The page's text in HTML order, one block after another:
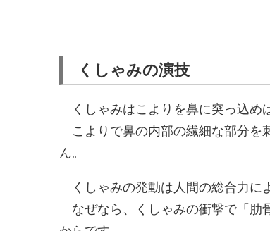
くしゃみの演技
くしゃみはこよりを鼻に突っ込め
こよりで鼻の内部の繊細な部分を
ん。
くしゃみの発動は人間の総合力に
なぜなら、くしゃみの衝撃で「肋